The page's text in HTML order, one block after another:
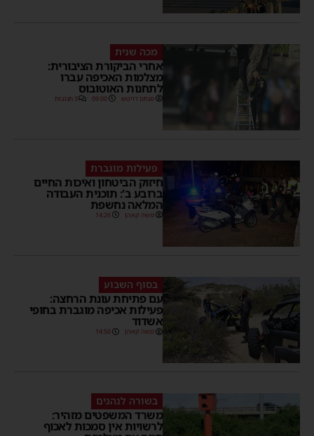
מכה שנית
אחרי הביקורת הציבורית:
מצלמות האכיפה עברו
לתחנות האוטובוס
מנחם דויטש 09:00 3 תגובות
פעילות מוגברת
חיזוק הביטחון ואיכות החיים
ברובע ב': תוכנית העבודה
המלאה נחשפת
משה קאהן 14:26
בסוף השבוע
עם פתיחת עונת הרחצה:
פעילות אכיפה מוגברת בחופי
אשדוד
משה קאהן 14:50
בשורה לנהגים
משרד המשפטים מזהיר:
לרשויות אין סמכות לאכוף